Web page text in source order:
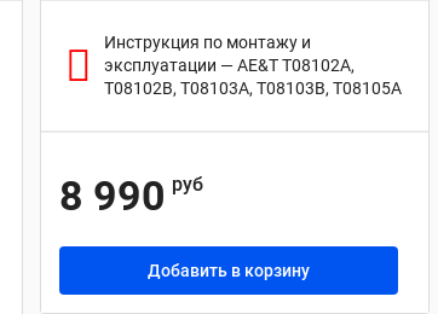
Инструкция по монтажу и
эксплуатации — AE&T T08102A,
T08102B, T08103A, T08103B, T08105A
8 990 руб
Добавить в корзину